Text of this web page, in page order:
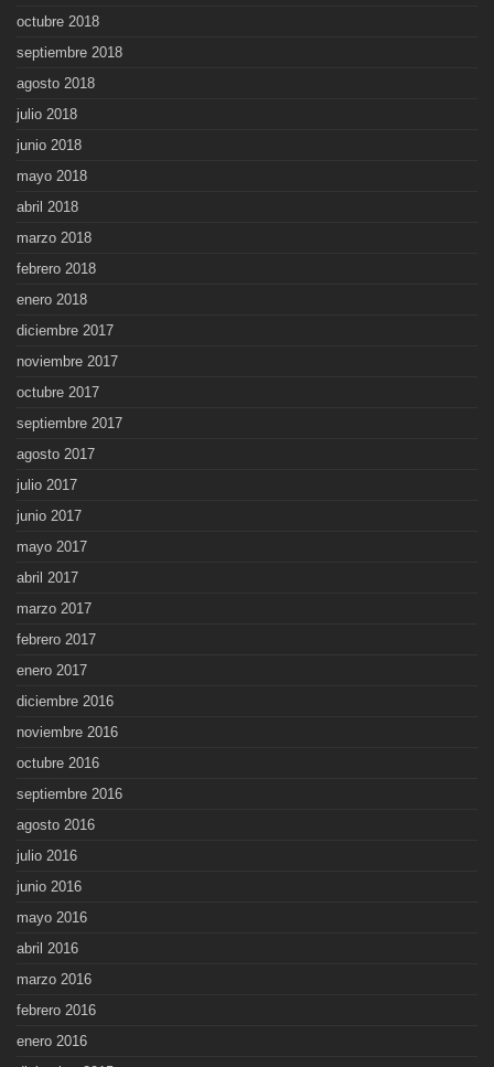
octubre 2018
septiembre 2018
agosto 2018
julio 2018
junio 2018
mayo 2018
abril 2018
marzo 2018
febrero 2018
enero 2018
diciembre 2017
noviembre 2017
octubre 2017
septiembre 2017
agosto 2017
julio 2017
junio 2017
mayo 2017
abril 2017
marzo 2017
febrero 2017
enero 2017
diciembre 2016
noviembre 2016
octubre 2016
septiembre 2016
agosto 2016
julio 2016
junio 2016
mayo 2016
abril 2016
marzo 2016
febrero 2016
enero 2016